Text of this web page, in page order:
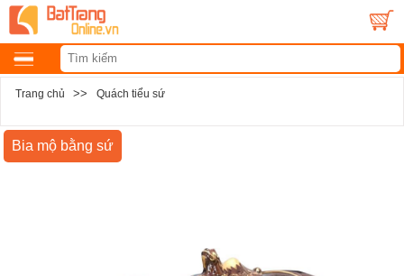
Trang chủ >> Quách tiểu sứ
Bia mộ bằng sứ